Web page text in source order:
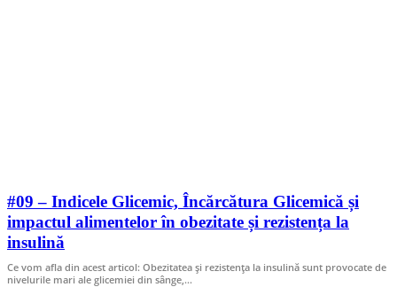
#09 – Indicele Glicemic, Încărcătura Glicemică și
impactul alimentelor în obezitate și rezistența la
insulină
Ce vom afla din acest articol: Obezitatea și rezistența la insulină sunt provocate de
nivelurile mari ale glicemiei din sânge,…